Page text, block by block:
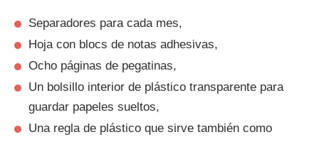
Separadores para cada mes,
Hoja con blocs de notas adhesivas,
Ocho páginas de pegatinas,
Un bolsillo interior de plástico transparente para
guardar papeles sueltos,
Una regla de plástico que sirve también como